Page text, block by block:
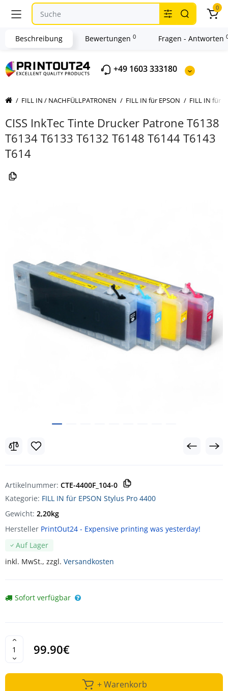
+49 1603 333180
0
FILL IN / NACHFÜLLPATRONEN FILL IN für EPSON FILL IN für
CISS InkTec Tinte Drucker Patrone T6138
T6134 T6133 T6132 T6148 T6144 T6143
T614
Artikelnummer: CTE-4400F_104-0
Kategorie: FILL IN für EPSON Stylus Pro 4400
Hersteller PrintOut24 - Expensive printing was yesterday!
Auf Lager
inkl. MwSt., zzgl. Versandkosten
Gewicht: 2,20kg
Sofort verfügbar
99.90€
+ Warenkorb
Beschreibung Bewertungen 0 Fragen - Antworten